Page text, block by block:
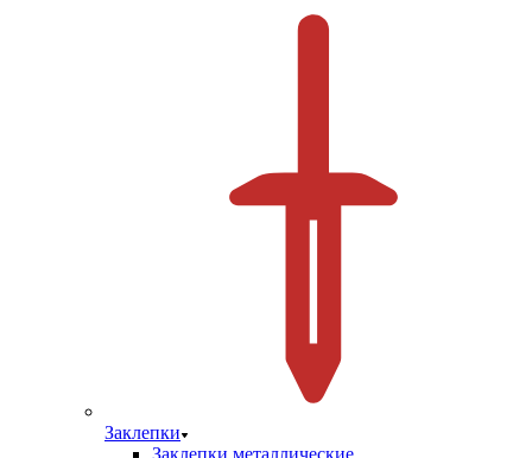
Заклепки
Заклепки металлические